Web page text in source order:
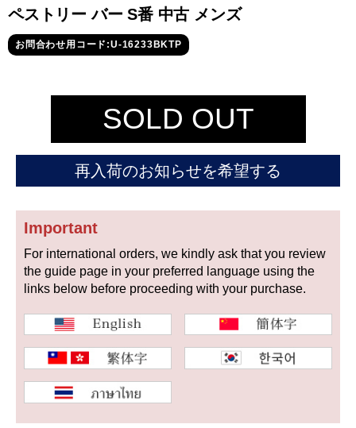
コンスタンタン
商品の状態から探す
新品
中古品 アンティーク品
WEB限定品 SALE
複数条件で商品を絞り込む
詳細検索はこちら
ペストリー バー S番 中古 メンズ
お問合わせ用コード:U-16233BKTP
SOLD OUT
再入荷のお知らせを希望する
Important
For international orders, we kindly ask that you review
the guide page in your preferred language using the
links below before proceeding with your purchase.